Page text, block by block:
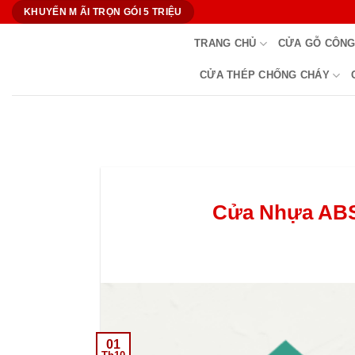
Bỏ
KHUYẾN M ÃI TRỌN GÓI 5 TRIỆU
TRANG CHỦ CỬA GỖ
CỬA THÉP CHỐNG CHÁY
Cửa Nhựa
01